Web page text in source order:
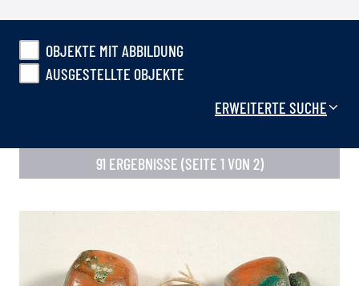
OBJEKTE MIT ABBILDUNG
AUSGESTELLTE OBJEKTE
ERWEITERTE SUCHE
91 ERGEBNISSE (SEITE 1 VON 2)